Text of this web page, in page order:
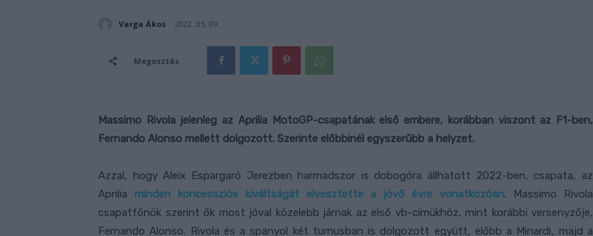
Varga Ákos 2022. 05. 09.
Megosztás
Massimo Rivola jelenleg az Aprilia MotoGP-csapatának első embere, korábban viszont az F1-ben,
Fernando Alonso mellett dolgozott. Szerinte előbbinél egyszerűbb a helyzet.
Azzal, hogy Aleix Espargaró Jerezben harmadszor is dobogóra állhatott 2022-ben, csapata, az
Aprilia minden koncessziós kiváltságát elvesztette a jövő évre vonatkozóan. Massimo Rivola
csapatfőnök szerint ők most jóval közelebb járnak az első vb-címükhöz, mint korábbi versenyzője,
Fernando Alonso. Rivola és a spanyol két turnusban is dolgozott együtt, előbb a Minardi, majd a